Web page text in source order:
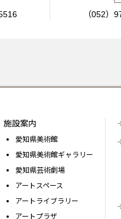
（052）
施設案内
愛知県美術館
愛知県美術館ギャラリー
愛知県芸術劇場
アートスペース
アートライブラリー
アートプラザ